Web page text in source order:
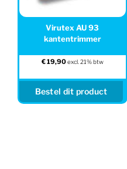
Virutex AU 93
kantentrimmer
€19,90excl. 21% btw
Bestel dit product